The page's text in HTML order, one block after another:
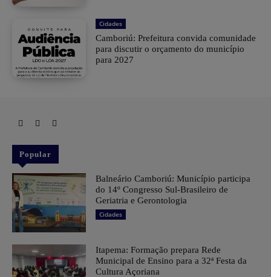
Cidades
Camboriú: Prefeitura convida comunidade
para discutir o orçamento do município
para 2027
Popular
Balneário Camboriú: Município participa
do 14º Congresso Sul-Brasileiro de
Geriatria e Gerontologia
Cidades
Itapema: Formação prepara Rede
Municipal de Ensino para a 32ª Festa da
Cultura Açoriana